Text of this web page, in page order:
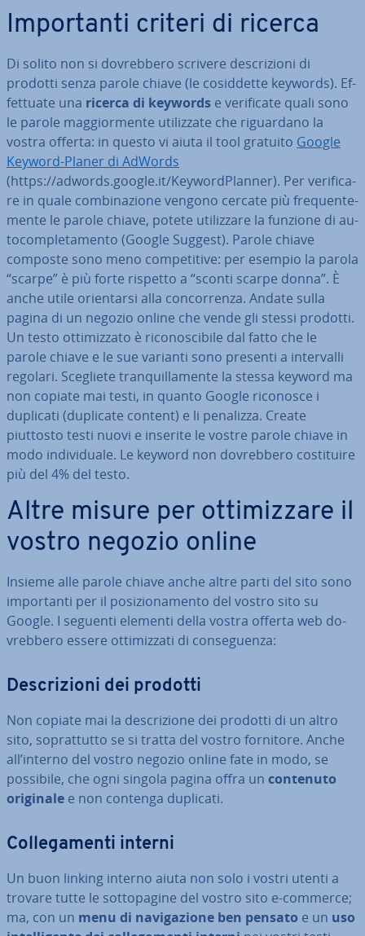
Im­por­tan­ti criteri di ricerca
Di solito non si do­vreb­be­ro scrivere de­scri­zio­ni di
prodotti senza parole chiave (le co­sid­det­te keywords). Ef­
fet­tua­te una ricerca di keywords e ve­ri­fi­ca­te quali sono
le parole mag­gior­men­te uti­liz­za­te che ri­guar­da­no la
vostra offerta: in questo vi aiuta il tool gratuito Google
Keyword-Planer di AdWords
(https://adwords.google.it/Key­word­Plan­ner). Per ve­ri­fi­ca­
re in quale com­bi­na­zio­ne vengono cercate più fre­quen­te­
men­te le parole chiave, potete uti­liz­za­re la funzione di au­
to­com­ple­ta­men­to (Google Suggest). Parole chiave
composte sono meno com­pe­ti­ti­ve: per esempio la parola
“scarpe” è più forte rispetto a “sconti scarpe donna”. È
anche utile orien­tar­si alla con­cor­ren­za. Andate sulla
pagina di un negozio online che vende gli stessi prodotti.
Un testo ot­ti­miz­za­to è ri­co­no­sci­bi­le dal fatto che le
parole chiave e le sue varianti sono presenti a in­ter­val­li
regolari. Scegliete tran­quil­la­men­te la stessa keyword ma
non copiate mai testi, in quanto Google riconosce i
duplicati (duplicate content) e li penalizza. Create
piuttosto testi nuovi e inserite le vostre parole chiave in
modo in­di­vi­dua­le. Le keyword non do­vreb­be­ro co­sti­tui­re
più del 4% del testo.
Altre misure per ot­ti­miz­za­re il
vostro negozio online
Insieme alle parole chiave anche altre parti del sito sono
im­por­tan­ti per il po­si­zio­na­men­to del vostro sito su
Google. I seguenti elementi della vostra offerta web do­
vreb­be­ro essere ot­ti­miz­za­ti di con­se­guen­za:
De­scri­zio­ni dei prodotti
Non copiate mai la de­scri­zio­ne dei prodotti di un altro
sito, so­prat­tut­to se si tratta del vostro fornitore. Anche
all’interno del vostro negozio online fate in modo, se
possibile, che ogni singola pagina offra un contenuto
originale e non contenga duplicati.
Col­le­ga­men­ti interni
Un buon linking interno aiuta non solo i vostri utenti a
trovare tutte le sot­to­pa­gi­ne del vostro sito e-commerce;
ma, con un menu di na­vi­ga­zio­ne ben pensato e un uso